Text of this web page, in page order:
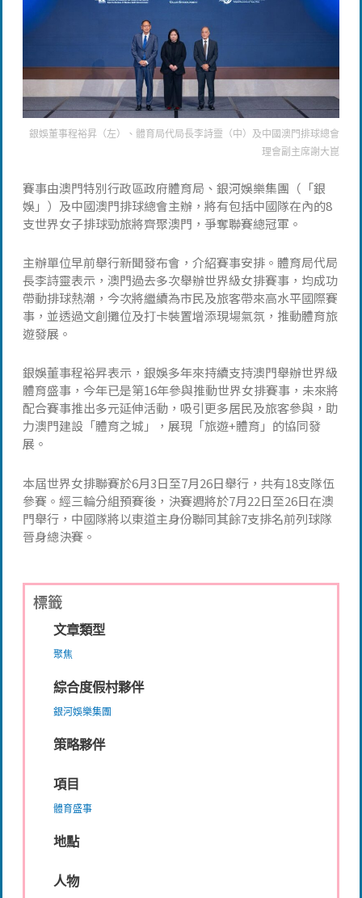
銀娛董事程裕昇（左）、體育局代局長李詩靈（中）及中國澳門排球總會
理會副主席謝大崑
賽事由澳門特別行政區政府體育局、銀河娛樂集團（「銀
娛」）及中國澳門排球總會主辦，將有包括中國隊在內的8
支世界女子排球勁旅將齊聚澳門，爭奪聯賽總冠軍。
主辦單位早前舉行新聞發布會，介紹賽事安排。體育局代局
長李詩靈表示，澳門過去多次舉辦世界級女排賽事，均成功
帶動排球熱潮，今次將繼續為市民及旅客帶來高水平國際賽
事，並透過文創攤位及打卡裝置增添現場氣氛，推動體育旅
遊發展。
銀娛董事程裕昇表示，銀娛多年來持續支持澳門舉辦世界級
體育盛事，今年已是第16年參與推動世界女排賽事，未來將
配合賽事推出多元延伸活動，吸引更多居民及旅客參與，助
力澳門建設「體育之城」，展現「旅遊+體育」的協同發
展。
本屆世界女排聯賽於6月3日至7月26日舉行，共有18支隊伍
參賽。經三輪分組預賽後，決賽週將於7月22日至26日在澳
門舉行，中國隊將以東道主身份聯同其餘7支排名前列球隊
晉身總決賽。
標籤
文章類型
聚焦
綜合度假村夥伴
銀河娛樂集團
策略夥伴
項目
體育盛事
地點
人物